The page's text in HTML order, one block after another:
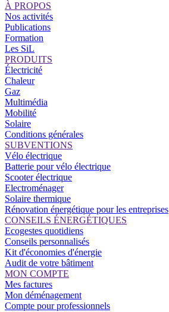
À PROPOS
Nos activités
Publications
Formation
Les SiL
PRODUITS
Électricité
Chaleur
Gaz
Multimédia
Mobilité
Solaire
Conditions générales
SUBVENTIONS
Vélo électrique
Batterie pour vélo électrique
Scooter électrique
Electroménager
Solaire thermique
Rénovation énergétique pour les entreprises
CONSEILS ÉNERGÉTIQUES
Ecogestes quotidiens
Conseils personnalisés
Kit d'économies d'énergie
Audit de votre bâtiment
MON COMPTE
Mes factures
Mon déménagement
Compte pour professionnels